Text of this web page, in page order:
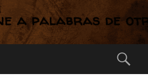
C
Una larga